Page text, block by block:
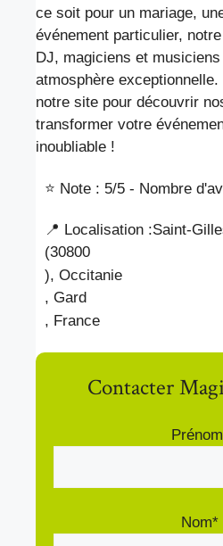
ce soit pour un mariage,
événement particulier,
DJ, magiciens et
atmosphère
notre site pour découvrir
transformer votre
inoubliable !
⭐ Note : 5/5 - Nombre
📍 Localisation :Saint-
(30800
), Occitanie
, Gard
, France
Contacter
Nom*